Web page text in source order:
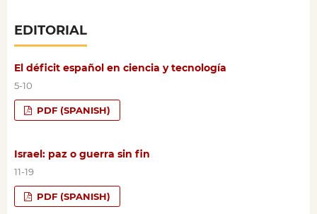
EDITORIAL
El déficit español en ciencia y tecnología
5-10
PDF (SPANISH)
Israel: paz o guerra sin fin
11-19
PDF (SPANISH)